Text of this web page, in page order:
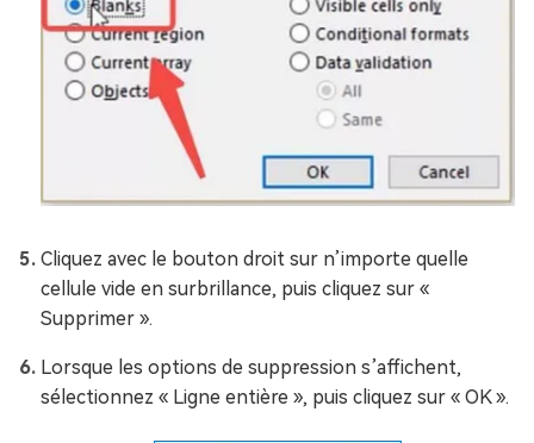
Cliquez avec le bouton droit sur n’importe quelle
cellule vide en surbrillance, puis cliquez sur «
Supprimer ».
Lorsque les options de suppression s’affichent,
sélectionnez « Ligne entière », puis cliquez sur « OK ».